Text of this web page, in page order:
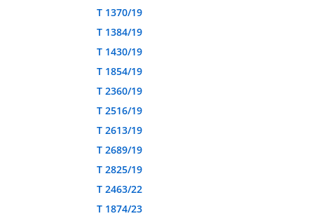
T 1370/19
T 1384/19
T 1430/19
T 1854/19
T 2360/19
T 2516/19
T 2613/19
T 2689/19
T 2825/19
T 2463/22
T 1874/23